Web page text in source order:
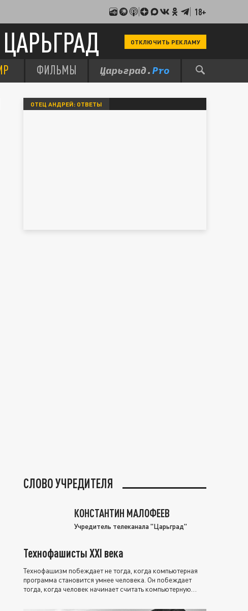
18+
ЦАРЬГРАД ОТКЛЮЧИТЬ РЕКЛАМУ
ФИЛЬМЫ
ОТЕЦ АНДРЕЙ: ОТВЕТЫ
СЛОВО УЧРЕДИТЕЛЯ
КОНСТАНТИН МАЛОФЕЕВ
Учредитель телеканала "Царьград"
Технофашисты XXI века
Технофашизм побеждает не тогда, когда компьютерная
программа становится умнее человека. Он побеждает
тогда, когда человек начинает считать компьютерную